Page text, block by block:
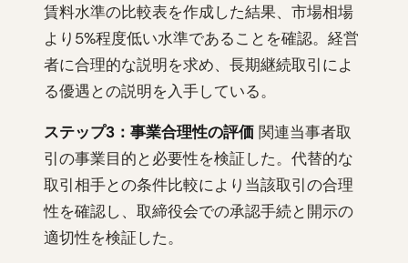
賃料水準の比較表を作成した結果、市場相場
より5%程度低い水準であることを確認。経営
者に合理的な説明を求め、長期継続取引によ
る優遇との説明を入手している。
ステップ3：事業合理性の評価 関連当事者取
引の事業目的と必要性を検証した。代替的な
取引相手との条件比較により当該取引の合理
性を確認し、取締役会での承認手続と開示の
適切性を検証した。